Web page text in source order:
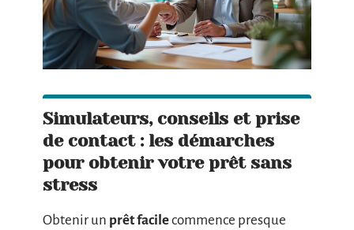
Simulateurs, conseils et prise
de contact : les démarches
pour obtenir votre prêt sans
stress
Obtenir un prêt facilecommence presque